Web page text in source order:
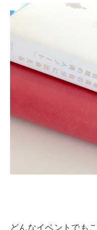
どんなイベントでも